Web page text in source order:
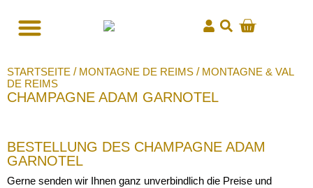
STARTSEITE / MONTAGNE DE REIMS / MONTAGNE & VAL
DE REIMS
CHAMPAGNE ADAM GARNOTEL
BESTELLUNG DES CHAMPAGNE ADAM
GARNOTEL
Gerne senden wir Ihnen ganz unverbindlich die Preise und